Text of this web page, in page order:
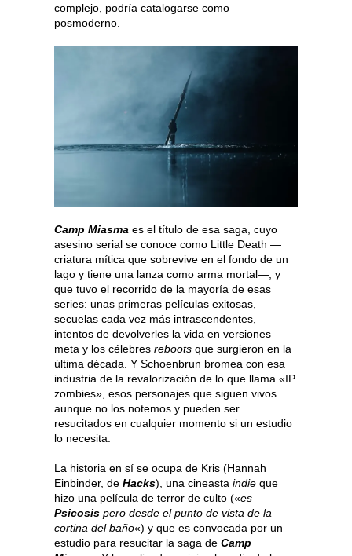
complejo, podría catalogarse como
posmoderno.
Camp Miasma es el título de esa saga, cuyo
asesino serial se conoce como Little Death —
criatura mítica que sobrevive en el fondo de un
lago y tiene una lanza como arma mortal—, y
que tuvo el recorrido de la mayoría de esas
series: unas primeras películas exitosas,
secuelas cada vez más intrascendentes,
intentos de devolverles la vida en versiones
meta y los célebres reboots que surgieron en la
última década. Y Schoenbrun bromea con esa
industria de la revalorización de lo que llama «IP
zombies», esos personajes que siguen vivos
aunque no los notemos y pueden ser
resucitados en cualquier momento si un estudio
lo necesita.
La historia en sí se ocupa de Kris (Hannah
Einbinder, de Hacks), una cineasta indie que
hizo una película de terror de culto («es
Psicosis pero desde el punto de vista de la
cortina del baño«) y que es convocada por un
estudio para resucitar la saga de Camp